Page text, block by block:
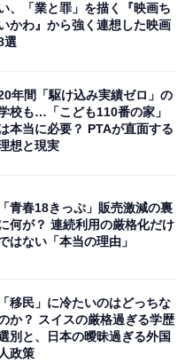
、「業と罪」を描く『映画ち
かわ』から強く連想した映画
選
年間「駆け込み実績ゼロ」の
校も…「こども110番の家」
本当に必要？ PTAが直面する
想と現実
「青春18きっぷ」販売激減の裏
何が？ 連続利用の厳格化だけ
はない「本当の理由」
「移民」に冷たいのはどっちな
か？ スイスの厳格過ぎる学歴
別と、日本の曖昧過ぎる外国
人政策